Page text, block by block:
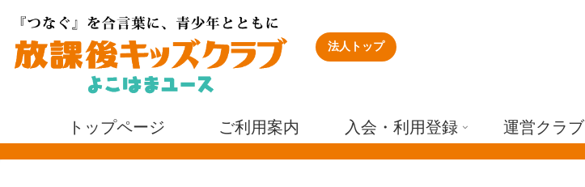
法人トップ
トップページ ご利用案内 入会・利用登録 運営クラブ